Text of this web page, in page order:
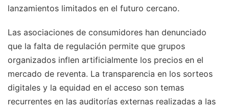
lanzamientos limitados en el futuro cercano.
Las asociaciones de consumidores han denunciado
que la falta de regulación permite que grupos
organizados inflen artificialmente los precios en el
mercado de reventa. La transparencia en los sorteos
digitales y la equidad en el acceso son temas
recurrentes en las auditorías externas realizadas a las